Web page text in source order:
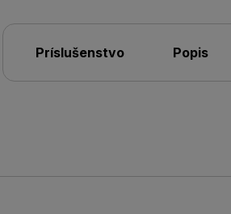
Príslušenstvo Popis